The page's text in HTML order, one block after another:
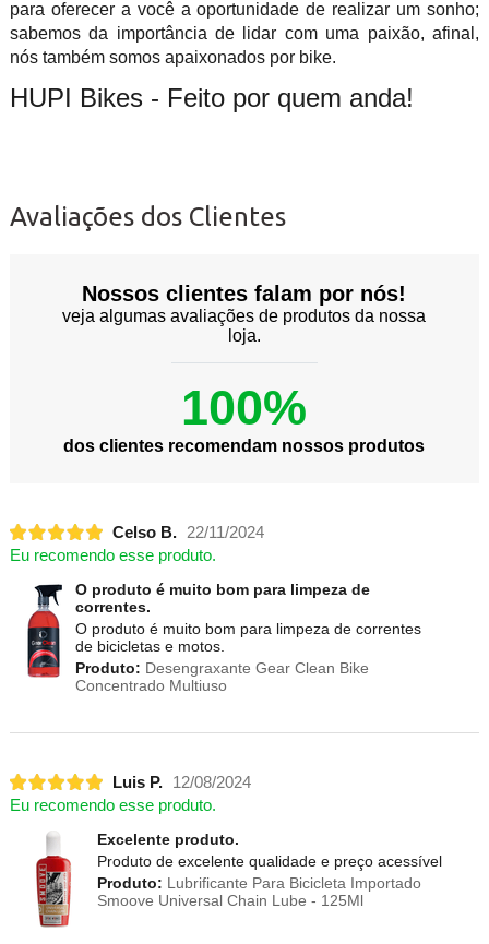
para oferecer a você a oportunidade de realizar um sonho;
sabemos da importância de lidar com uma paixão, afinal,
nós também somos apaixonados por bike.
HUPI Bikes - Feito por quem anda!
Avaliações dos Clientes
Nossos clientes falam por nós!
veja algumas avaliações de produtos da nossa
loja.
100%
dos clientes recomendam nossos produtos
Celso B.
22/11/2024
Eu recomendo esse produto.
O produto é muito bom para limpeza de
correntes.
O produto é muito bom para limpeza de correntes
de bicicletas e motos.
Produto: Desengraxante Gear Clean Bike
Concentrado Multiuso
Luis P.
12/08/2024
Eu recomendo esse produto.
Excelente produto.
Produto de excelente qualidade e preço acessível
Produto: Lubrificante Para Bicicleta Importado
Smoove Universal Chain Lube - 125Ml